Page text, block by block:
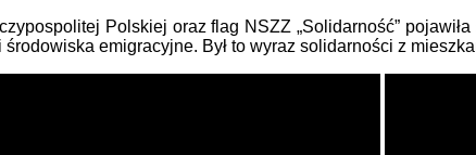
Polskiej oraz flag NSZZ „Solidarność”
emigracyjne. Był to wyraz solidarności z